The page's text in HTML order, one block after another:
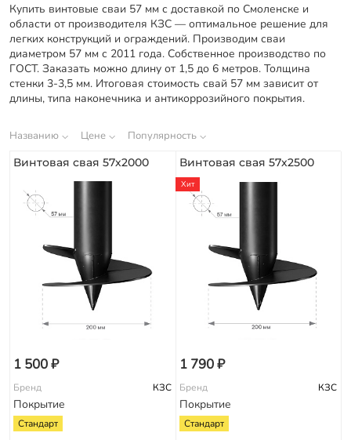
Купить винтовые сваи 57 мм с доставкой по Смоленске и
области от производителя КЗС — оптимальное решение для
легких конструкций и ограждений. Производим сваи
диаметром 57 мм с 2011 года. Собственное производство по
ГОСТ. Заказать можно длину от 1,5 до 6 метров. Толщина
стенки 3-3,5 мм. Итоговая стоимость свай 57 мм зависит от
длины, типа наконечника и антикоррозийного покрытия.
Названию Цене Популярность
Винтовая свая 57х2000
1 500 ₽
Бренд КЗС
Покрытие
Стандарт
Винтовая свая 57х2500
Хит
1 790 ₽
Бренд КЗС
Покрытие
Стандарт